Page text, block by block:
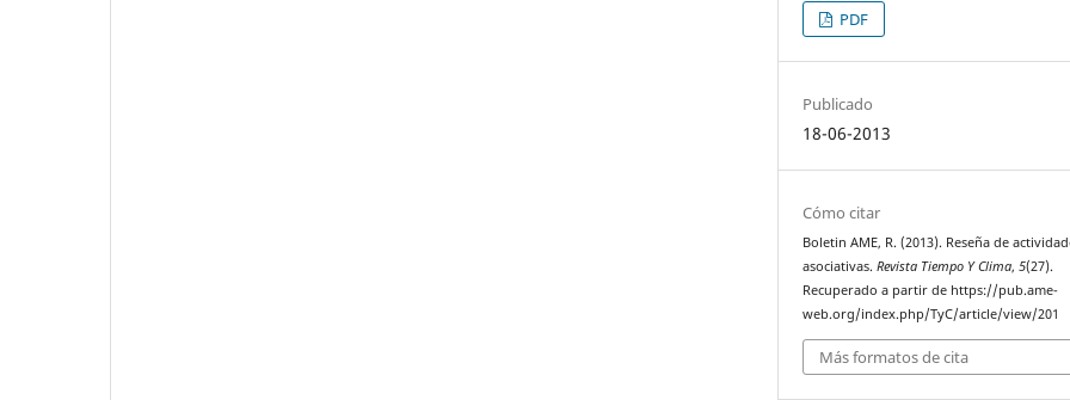
PDF
Publicado
18-06-2013
Cómo citar
Boletin AME, R. (2013). Reseña de
asociativas.Revista Tiempo Y Clima,5(27).
Recuperado a partir de https://pub.ame-
web.org/index.php/TyC/article/view/201
Más formatos de cita